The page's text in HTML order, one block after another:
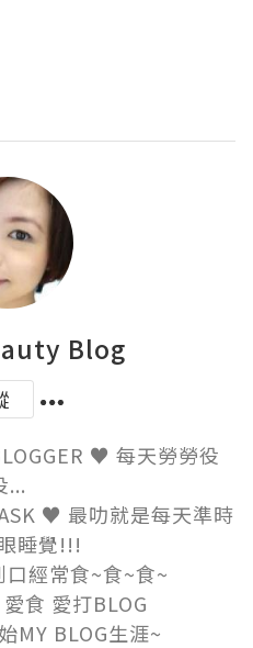
Blog
♥ 每天勞勞役
...
♥ 最叻就是每天準時
睡覺!!!
經常食~食~食~
食 愛打BLOG
MY BLOG生涯~